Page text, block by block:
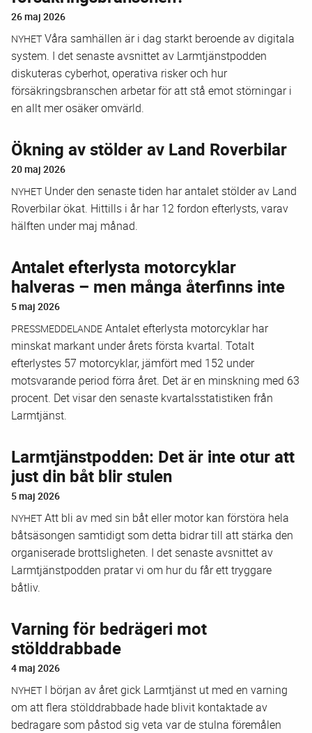
26 maj 2026
NYHET Våra samhällen är i dag starkt beroende av digitala
system. I det senaste avsnittet av Larmtjänstpodden
diskuteras cyberhot, operativa risker och hur
försäkringsbranschen arbetar för att stå emot störningar i
en allt mer osäker omvärld.
Ökning av stölder av Land Roverbilar
20 maj 2026
NYHET Under den senaste tiden har antalet stölder av Land
Roverbilar ökat. Hittills i år har 12 fordon efterlysts, varav
hälften under maj månad.
Antalet efterlysta motorcyklar
halveras – men många återfinns inte
5 maj 2026
PRESSMEDDELANDE Antalet efterlysta motorcyklar har
minskat markant under årets första kvartal. Totalt
efterlystes 57 motorcyklar, jämfört med 152 under
motsvarande period förra året. Det är en minskning med 63
procent. Det visar den senaste kvartalsstatistiken från
Larmtjänst.
Larmtjänstpodden: Det är inte otur att
just din båt blir stulen
5 maj 2026
NYHET Att bli av med sin båt eller motor kan förstöra hela
båtsäsongen samtidigt som detta bidrar till att stärka den
organiserade brottsligheten. I det senaste avsnittet av
Larmtjänstpodden pratar vi om hur du får ett tryggare
båtliv.
Varning för bedrägeri mot
stölddrabbade
4 maj 2026
NYHET I början av året gick Larmtjänst ut med en varning
om att flera stölddrabbade hade blivit kontaktade av
bedragare som påstod sig veta var de stulna föremålen